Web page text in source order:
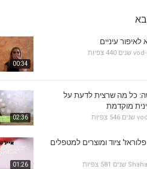
00:34
לאיפור עיניים
440 צפיות
02:36
כל מה שרצית לדעת על
מוקדמת
546 צפיות
01:26
פלוראז' ציוד ומוצרים למטפלים
581 צפיות